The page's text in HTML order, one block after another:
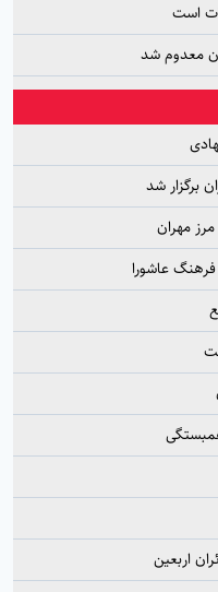
است
برگزار شد
مهران
عاشورا
اربعین